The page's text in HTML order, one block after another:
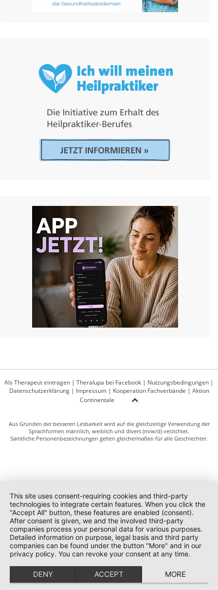
Als Therapeut eintragen | Theralupa bei Facebook | Nutzungsbedingungen |
Datenschutzerklärung| Impressum| Kooperation Fachverbände | Aktion
Continentale
Aus Gründen der besseren Lesbarkeit wird auf die gleichzeitige Verwendung der
Sprachformen männlich, weiblich und divers (m/w/d) verzichtet.
Sämtliche Personenbezeichnungen gelten gleichermaßen für alle Geschlechter.
This site uses consent-requiring cookies and third-party
technologies to integrate certain features. When you click the
"Accept All" button, these features are enabled (consent).
After consent is given, we and the involved third-party
companies process your personal data for various purposes.
Detailed information on purpose, legal basis and third party
companies can be found under the button "More" and in our
privacy policy. You can revoke your consent at any time.
DENY ACCEPT MORE